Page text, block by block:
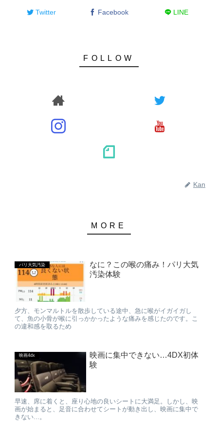
Twitter Facebook LINE
Kan
パリ大気汚染
なに？この喉の痛み！パリ大気
汚染体験
夕方、モンマルトルを散歩している途中、急に喉がイガイガし
て、魚の小骨が喉に引っかかったような痛みを感じたのです。こ
の違和感を取るため
映画4dx
映画に集中できない…4DX初体
験
早速、席に着くと、座り心地の良いシートに大満足。しかし、映
画が始まると、足音に合わせてシートが動き出し、映画に集中で
きない...。